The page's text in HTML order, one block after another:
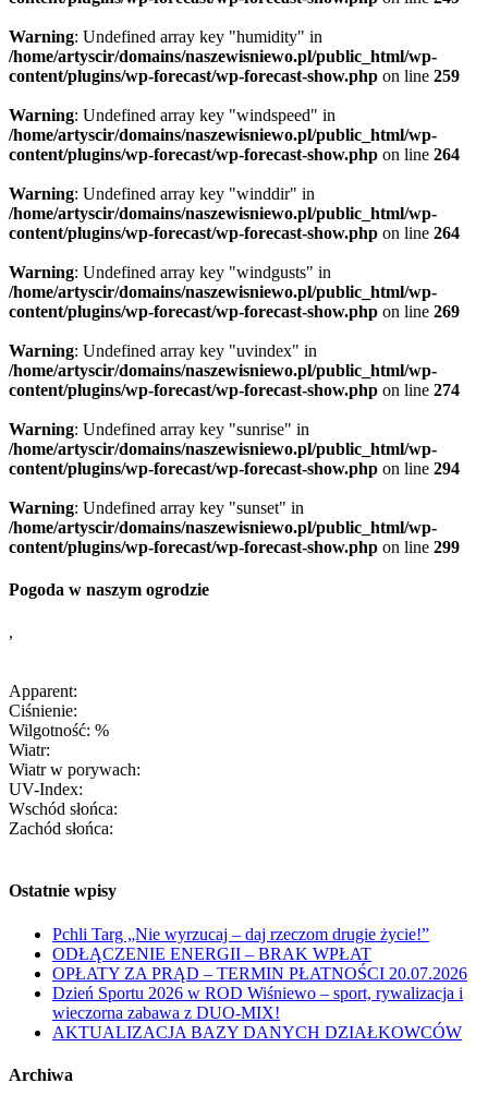
Warning: Undefined array key "humidity" in
/home/artyscir/domains/naszewisniewo.pl/public_html/wp-
content/plugins/wp-forecast/wp-forecast-show.php on line 259
Warning: Undefined array key "windspeed" in
/home/artyscir/domains/naszewisniewo.pl/public_html/wp-
content/plugins/wp-forecast/wp-forecast-show.php on line 264
Warning: Undefined array key "winddir" in
/home/artyscir/domains/naszewisniewo.pl/public_html/wp-
content/plugins/wp-forecast/wp-forecast-show.php on line 264
Warning: Undefined array key "windgusts" in
/home/artyscir/domains/naszewisniewo.pl/public_html/wp-
content/plugins/wp-forecast/wp-forecast-show.php on line 269
Warning: Undefined array key "uvindex" in
/home/artyscir/domains/naszewisniewo.pl/public_html/wp-
content/plugins/wp-forecast/wp-forecast-show.php on line 274
Warning: Undefined array key "sunrise" in
/home/artyscir/domains/naszewisniewo.pl/public_html/wp-
content/plugins/wp-forecast/wp-forecast-show.php on line 294
Warning: Undefined array key "sunset" in
/home/artyscir/domains/naszewisniewo.pl/public_html/wp-
content/plugins/wp-forecast/wp-forecast-show.php on line 299
Pogoda w naszym ogrodzie
,
Apparent:
Ciśnienie:
Wilgotność: %
Wiatr:
Wiatr w porywach:
UV-Index:
Wschód słońca:
Zachód słońca:
Ostatnie wpisy
Pchli Targ „Nie wyrzucaj – daj rzeczom drugie życie!”
ODŁĄCZENIE ENERGII – BRAK WPŁAT
OPŁATY ZA PRĄD – TERMIN PŁATNOŚCI 20.07.2026
Dzień Sportu 2026 w ROD Wiśniewo – sport, rywalizacja i
wieczorna zabawa z DUO-MIX!
AKTUALIZACJA BAZY DANYCH DZIAŁKOWCÓW
Archiwa